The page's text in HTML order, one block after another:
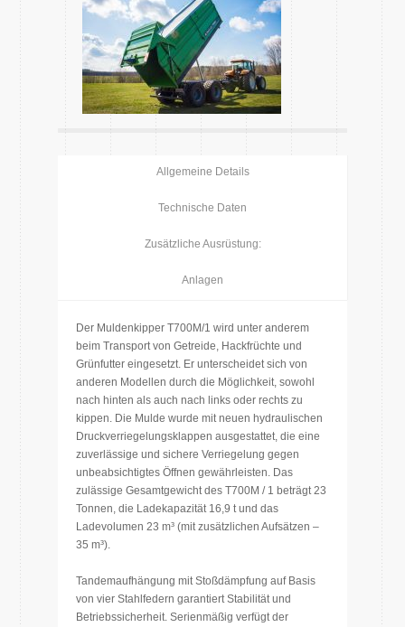
Allgemeine Details
Technische Daten
Zusätzliche Ausrüstung:
Anlagen
Der Muldenkipper T700M/1 wird unter anderem
beim Transport von Getreide, Hackfrüchte und
Grünfutter eingesetzt. Er unterscheidet sich von
anderen Modellen durch die Möglichkeit, sowohl
nach hinten als auch nach links oder rechts zu
kippen. Die Mulde wurde mit neuen hydraulischen
Druckverriegelungsklappen ausgestattet, die eine
zuverlässige und sichere Verriegelung gegen
unbeabsichtigtes Öffnen gewährleisten. Das
zulässige Gesamtgewicht des T700M / 1 beträgt 23
Tonnen, die Ladekapazität 16,9 t und das
Ladevolumen 23 m³ (mit zusätzlichen Aufsätzen –
35 m³).
Tandemaufhängung mit Stoßdämpfung auf Basis
von vier Stahlfedern garantiert Stabilität und
Betriebssicherheit. Serienmäßig verfügt der